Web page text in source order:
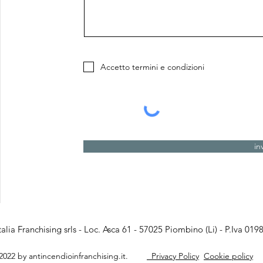
Accetto termini e condizioni
Franchising srls - Loc. Asca 61 - 57025 Piombino (Li) - P.Iva
by antincendioinfranchising.it. Privacy Policy Cookie policy